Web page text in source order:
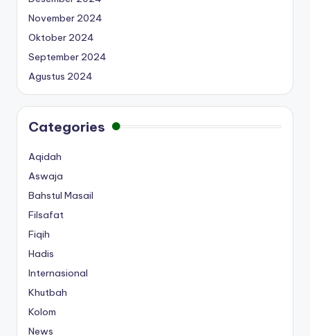
November 2024
Oktober 2024
September 2024
Agustus 2024
Categories
Aqidah
Aswaja
Bahstul Masail
Filsafat
Fiqih
Hadis
Internasional
Khutbah
Kolom
News